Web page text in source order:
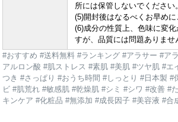
所には保管しないでください。
(5)開封後はなるべくお早めに
(6)成分の性質上、色味に変
すが、品質には問題ありませ
#おすすめ #送料無料 #ランキング #アラサー #ア
アルロン酸 #肌ストレス #素肌 #美肌 #ツヤ肌 #エ
つき #さっぱり #おうち時間 #しっとり #日本製 #
ビ #肌荒れ #敏感肌 #乾燥肌 #シミ #シワ #改善 #
キンケア #化粧品 #無添加 #成長因子 #美容液 #合